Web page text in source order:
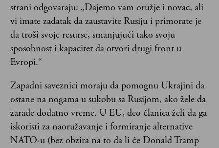
strani odgovaraju: „Dajemo vam oružje i novac, ali
vi imate zadatak da zaustavite Rusiju i primorate je
da troši svoje resurse, smanjujući tako svoju
sposobnost i kapacitet da otvori drugi front u
Evropi.“
Zapadni saveznici moraju da pomognu Ukrajini da
ostane na nogama u sukobu sa Rusijom, ako žele da
zarade dodatno vreme. U EU, deo članica želi da ga
iskoristi za naoružavanje i formiranje alternative
NATO-u (bez obzira na to da li će Donald Tramp